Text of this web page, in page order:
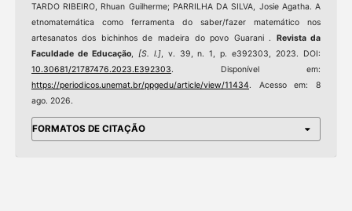
TARDO RIBEIRO, Rhuan Guilherme; PARRILHA DA SILVA, Josie Agatha. A
etnomatemática como ferramenta do saber/fazer matemático nos
artesanatos dos bichinhos de madeira do povo Guarani . Revista da
Faculdade de Educação, [S. l.], v. 39, n. 1, p. e392303, 2023. DOI:
10.30681/21787476.2023.E392303. Disponível em:
https://periodicos.unemat.br/ppgedu/article/view/11434. Acesso em: 8
ago. 2026.
FORMATOS DE CITAÇÃO